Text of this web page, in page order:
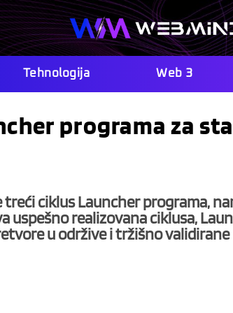
Tehnologija Web 3
programa za
ciklus Launcher programa,
uspešno realizovana ciklusa,
u održive i tržišno validirane